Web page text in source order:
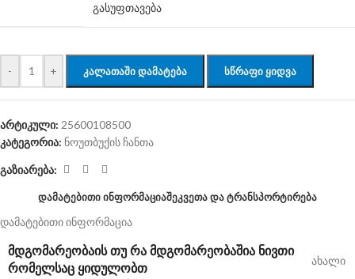
გასუფთავება
- + ᲙᲐᲚᲐᲗᲐᲨᲘ ᲓᲐᲛᲐᲢᲔᲑᲐ ᲡᲬᲠᲐᲤᲘ ᲧᲘᲓᲕᲐ
არტიკული: 25600108500
კატეგორია: ნოუთბუქის ჩანთა
გაზიარება:
ᲓᲐᲛᲐᲢᲔᲑᲘᲗᲘ ᲘᲜᲤᲝᲠᲛᲐᲪᲘᲐᲨᲔᲙᲕᲔᲗᲐ ᲓᲐ ᲢᲠᲐᲜᲡᲞᲝᲠᲢᲘᲠᲔᲑᲐ
დამატებითი ინფორმაცია
ᲛᲓᲒᲝᲛᲐᲠᲔᲝᲑᲐᲘᲡ ᲗᲣ ᲠᲐ ᲛᲓᲒᲝᲛᲐᲠᲔᲝᲑᲐᲨᲘᲐ ᲜᲘᲕᲗᲘ
ᲠᲝᲛᲔᲚᲡᲐᲪ ᲧᲘᲓᲣᲚᲝᲑᲗ
ახალი